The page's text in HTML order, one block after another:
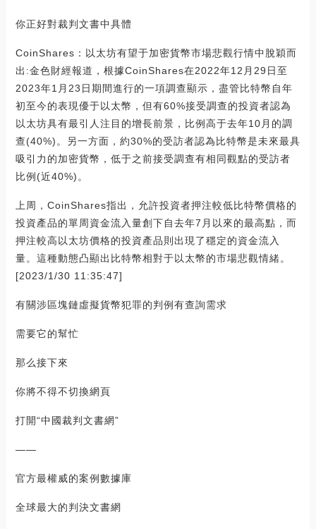
你正好對裁判文書中具體
CoinShares：以太坊有望于加密貨幣市場悲觀行情中脫穎而
出:金色財經報道，根據CoinShares在2022年12月29日至
2023年1月23日期間進行的一項調查顯示，盡管比特幣自年
初至今的表現優于以太幣，但有60%接受調查的投資者認為
以太坊具有最引人注目的增長前景，比例高于去年10月的調
查(40%)。另一方面，約30%的受訪者認為比特幣是未來最具
吸引力的加密貨幣，低于之前接受調查有相同觀點的受訪者
比例(近40%)。
上周，CoinShares指出，允許投資者押注較低比特幣價格的
投資產品的單周資金流入量創下自去年7月以來的最高點，而
押注較高以太坊價格的投資產品則出現了穩定的資金流入
量。這種動態凸顯出比特幣相對于以太幣的市場悲觀情緒。
[2023/1/30 11:35:47]
有關涉區塊鏈虛擬貨幣犯罪的判例有查詢需求
需要它的幫忙
那么接下來
你將不得不切換網頁
打開“中國裁判文書網”
——
官方最權威的案例數據庫
全球最大的判決文書網